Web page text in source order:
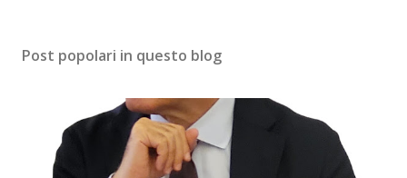
Post popolari in questo blog